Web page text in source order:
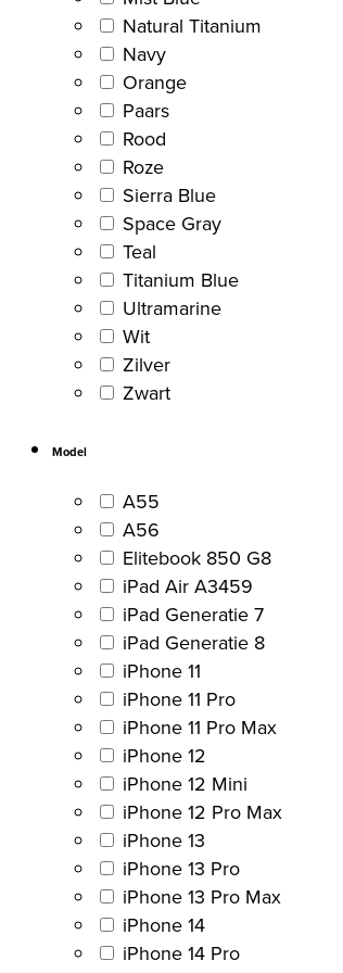
Natural Titanium
Navy
Orange
Paars
Rood
Roze
Sierra Blue
Space Gray
Teal
Titanium Blue
Ultramarine
Wit
Zilver
Zwart
Model
A55
A56
Elitebook 850 G8
iPad Air A3459
iPad Generatie 7
iPad Generatie 8
iPhone 11
iPhone 11 Pro
iPhone 11 Pro Max
iPhone 12
iPhone 12 Mini
iPhone 12 Pro Max
iPhone 13
iPhone 13 Pro
iPhone 13 Pro Max
iPhone 14
iPhone 14 Pro